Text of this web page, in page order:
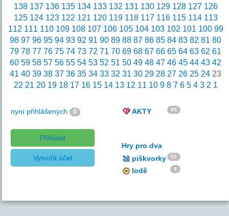
138 137 136 135 134 133 132 131 130 129 128 127 126
125 124 123 122 121 120 119 118 117 116 115 114 113
112 111 110 109 108 107 106 105 104 103 102 101 100 99
98 97 96 95 94 93 92 91 90 89 88 87 86 85 84 83 82 81 80
79 78 77 76 75 74 73 72 71 70 69 68 67 66 65 64 63 62 61
60 59 58 57 56 55 54 53 52 51 50 49 48 47 46 45 44 43 42
41 40 39 38 37 36 35 34 33 32 31 30 29 28 27 26 25 24 23
22 21 20 19 18 17 16 15 14 13 12 11 10 9 8 7 6 5 4 3 2 1
nyní přihlášených 0
Přihlásit
Vytvořit účet
AKTY 85
Hry pro dva
piškvorky
51
lodě 4